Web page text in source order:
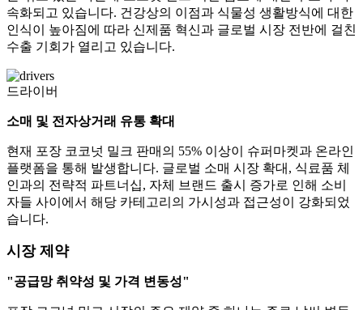
속화되고 있습니다. 건강상의 이점과 식물성 생활방식에 대한
인식이 높아짐에 따라 신제품 혁신과 글로벌 시장 전반에 걸친
수출 기회가 열리고 있습니다.
드라이버
소매 및 전자상거래 유통 확대
현재 포장 코코넛 밀크 판매의 55% 이상이 슈퍼마켓과 온라인
플랫폼을 통해 발생합니다. 글로벌 소매 시장 확대, 식료품 체
인과의 전략적 파트너십, 자체 브랜드 출시 증가로 인해 소비
자들 사이에서 해당 카테고리의 가시성과 접근성이 강화되었
습니다.
시장 제약
"공급망 취약성 및 가격 변동성"